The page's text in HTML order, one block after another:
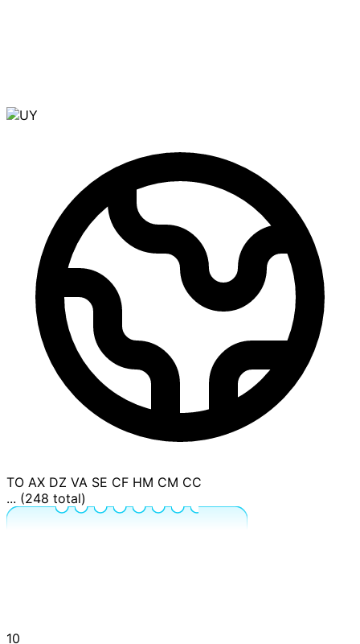
TO AX DZ VA SE CF HM CM CC
... (248 total)
10